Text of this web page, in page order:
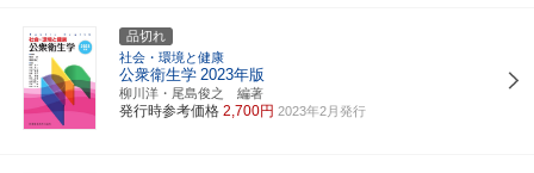
品切れ
社会・環境と健康
公衆衛生学 2023年版
柳川洋・尾島俊之 編著
発行時参考価格 2,700円 2023年2月発行